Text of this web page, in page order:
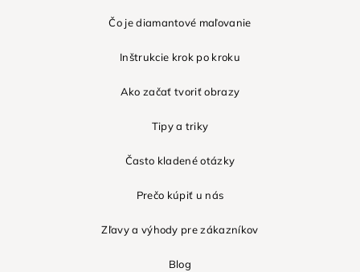
Čo je diamantové maľovanie
Inštrukcie krok po kroku
Ako začať tvoriť obrazy
Tipy a triky
Často kladené otázky
Prečo kúpiť u nás
Zľavy a výhody pre zákazníkov
Blog